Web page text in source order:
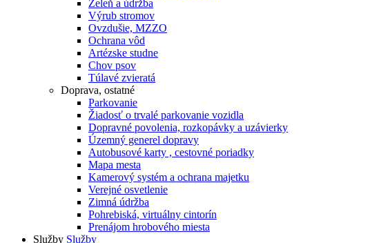
Zeleň a údržba
Výrub stromov
Ovzdušie, MZZO
Ochrana vôd
Artézske studne
Chov psov
Túlavé zvieratá
Doprava, ostatné
Parkovanie
Žiadosť o trvalé parkovanie vozidla
Dopravné povolenia, rozkopávky a uzávierky
Územný generel dopravy
Autobusové karty , cestovné poriadky
Mapa mesta
Kamerový systém a ochrana majetku
Verejné osvetlenie
Zimná údržba
Pohrebiská, virtuálny cintorín
Prenájom hrobového miesta
Služby Služby